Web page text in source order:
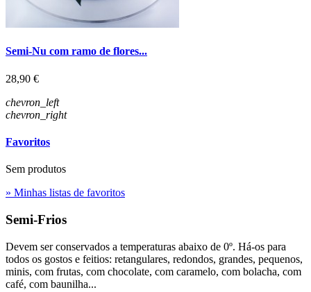
Semi-Nu com ramo de flores...
Preço
28,90 €
chevron_left
chevron_right
Favoritos
Sem produtos
» Minhas listas de favoritos
Semi-Frios
Devem ser conservados a temperaturas abaixo de 0º. Há-os para
todos os gostos e feitios: retangulares, redondos, grandes, pequenos,
minis, com frutas, com chocolate, com caramelo, com bolacha, com
café, com baunilha...